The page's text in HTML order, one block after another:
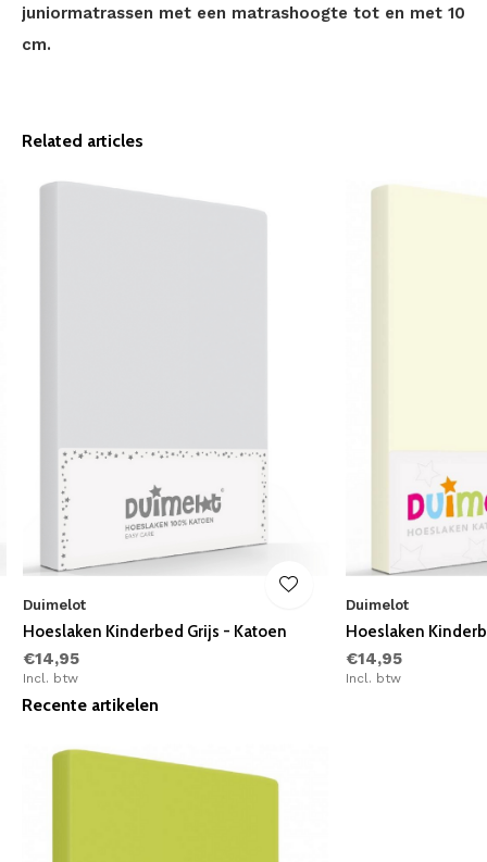
juniormatrassen met een matrashoogte tot en met 10
cm.
Related articles
Duimelot
Hoeslaken Kinderbed Grijs - Katoen
€14,95
Incl. btw
Duimelot
Hoeslaken
€14,95
Incl. btw
Recente artikelen